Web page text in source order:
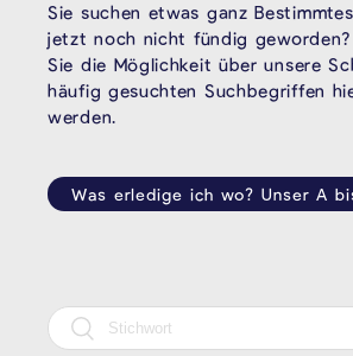
Sie suchen etwas ganz
jetzt noch nicht fündig geworden?
Sie die Möglichkeit über unsere
häufig gesuchten Suchbegriffen
werden.
Was erledige ich wo? Unser A